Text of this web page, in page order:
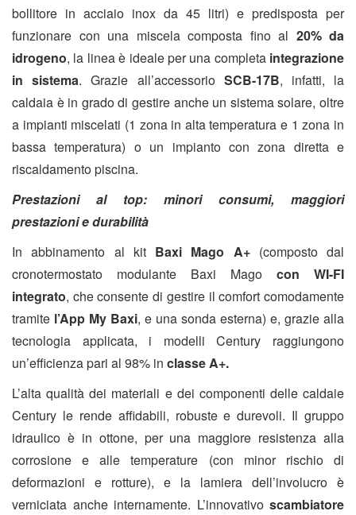
bollitore in acciaio inox da 45 litri) e predisposta per
funzionare con una miscela composta fino al 20% da
idrogeno, la linea è ideale per una completa integrazione
in sistema. Grazie all’accessorio SCB-17B, infatti, la
caldaia è in grado di gestire anche un sistema solare, oltre
a impianti miscelati (1 zona in alta temperatura e 1 zona in
bassa temperatura) o un impianto con zona diretta e
riscaldamento piscina.
Prestazioni al top: minori consumi, maggiori
prestazioni e durabilità
In abbinamento al kit Baxi Mago A+ (composto dal
cronotermostato
modulante Baxi Mago
con WI-FI
integrato, che consente di gestire il comfort comodamente
tramite l’App My Baxi, e una sonda esterna) e, grazie alla
tecnologia applicata, i modelli Century raggiungono
un’efficienza pari al 98% in classe A+.
L’alta qualità dei materiali e dei componenti delle caldaie
Century le rende affidabili, robuste e durevoli. Il gruppo
idraulico è in ottone, per una maggiore resistenza alla
corrosione e alle temperature (con minor rischio di
deformazioni e rotture), e la lamiera dell’involucro è
verniciata anche internamente. L’innovativo scambiatore